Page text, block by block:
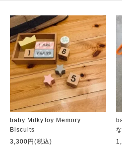
baby MilkyToy Memory
Biscuits
3,300円(税込)